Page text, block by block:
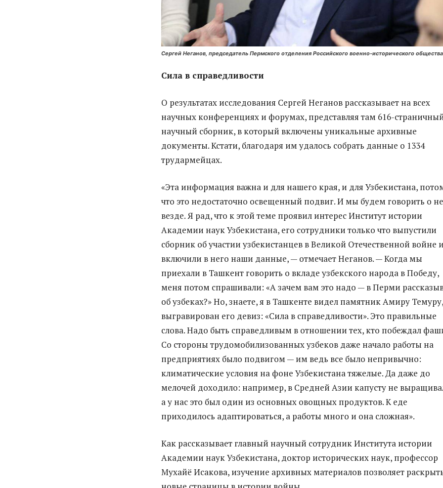
Сергей Неганов, председатель Пермского отделения Российского военно-исторического общества
Сила в справедливости
О результатах исследования Сергей Неганов рассказывает на всех
научных конференциях и форумах, представляя там 616-
научный сборник, в который включены уникальные архивные
документы. Кстати, благодаря им удалось собрать данные о 1334
трудармейцах.
«Эта информация важна и для нашего края, и для Узбекистана,
что это недостаточно освещенный подвиг. И мы будем говорить о
везде. Я рад, что к этой теме проявил интерес Институт истории
Академии наук Узбекистана, его сотрудники только что выпустили
сборник об участии узбекистанцев в Великой Отечественной войне и
включили в него наши данные, — отмечает Неганов. — Когда мы
приехали в Ташкент говорить о вкладе узбекского народа в Победу,
меня потом спрашивали: «А зачем вам это надо — в Перми
об узбеках?» Но, знаете, я в Ташкенте видел памятник Амиру
выгравирован его девиз: «Сила в справедливости». Это правильные
слова. Надо быть справедливым в отношении тех, кто побеждал
Со стороны трудомобилизованных узбеков даже начало работы на
предприятиях было подвигом — им ведь все было непривычно:
климатические условия на фоне Узбекистана тяжелые. Да даже до
мелочей доходило: например, в Средней Азии капусту не
а у нас это был один из основных овощных продуктов. К еде
приходилось адаптироваться, а работы много и она сложная».
Как рассказывает главный научный сотрудник Института истории
Академии наук Узбекистана, доктор исторических наук, профессор
Мухайё Исакова, изучение архивных материалов позволяет